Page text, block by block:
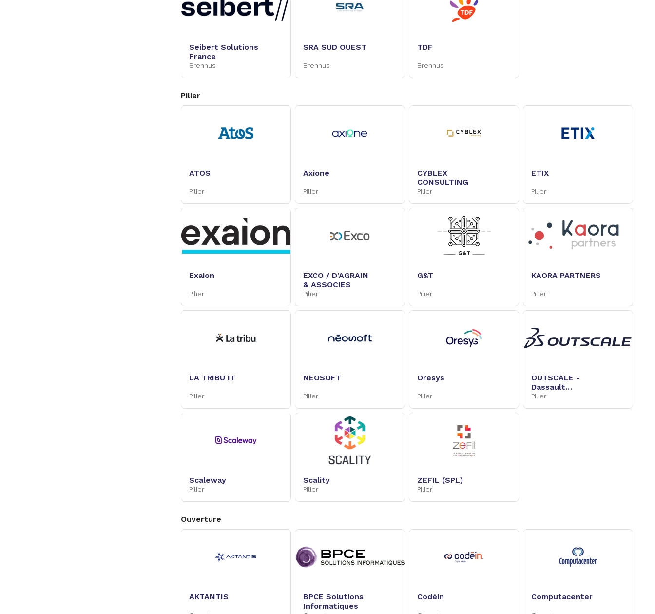
Seibert Solutions
France
Brennus
SRA SUD OUEST
Brennus
TDF
Brennus
Pilier
ATOS
Pilier
Axione
Pilier
CYBLEX
CONSULTING
Pilier
ETIX
Pilier
Exaion
Pilier
EXCO / D'AGRAIN
& ASSOCIES
Pilier
G&T
Pilier
KAORA PARTNERS
Pilier
LA TRIBU IT
Pilier
NEOSOFT
Pilier
Oresys
Pilier
OUTSCALE -
Dassault
Systèmes
Pilier
Scaleway
Pilier
Scality
Pilier
ZEFIL (SPL)
Pilier
Ouverture
AKTANTIS
BPCE Solutions
Informatiques
Codéin Computacenter